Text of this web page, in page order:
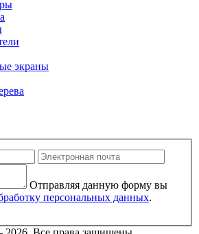
экраны
Отправляя данную форму вы
персональных данных.